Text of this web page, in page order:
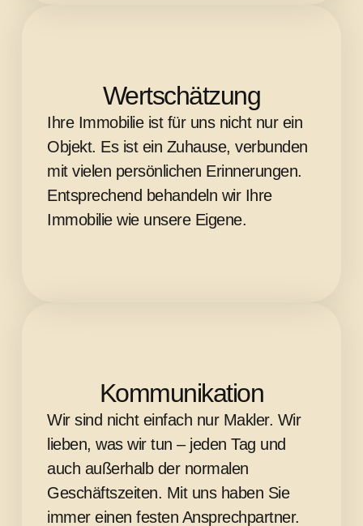
Wertschätzung
Ihre Immobilie ist für uns nicht nur ein
Objekt. Es ist ein Zuhause, verbunden
mit vielen persönlichen Erinnerungen.
Entsprechend behandeln wir Ihre
Immobilie wie unsere Eigene.
Kommunikation
Wir sind nicht einfach nur Makler. Wir
lieben, was wir tun – jeden Tag und
auch außerhalb der normalen
Geschäftszeiten. Mit uns haben Sie
immer einen festen Ansprechpartner.